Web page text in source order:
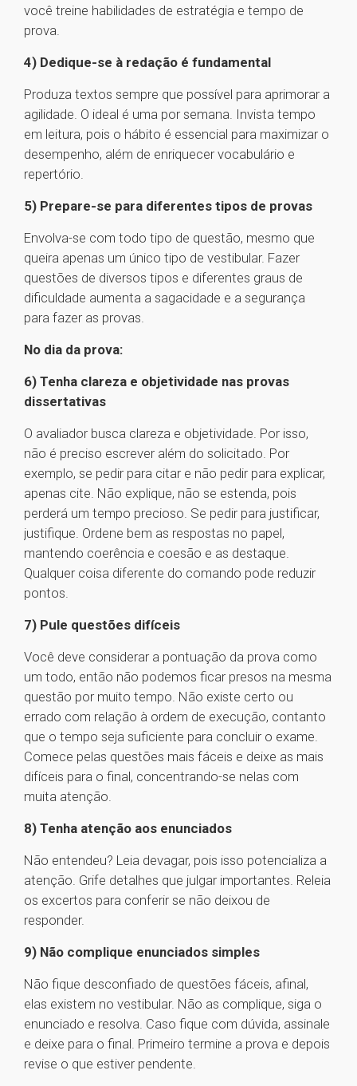
você treine habilidades de estratégia e tempo de
prova.
4) Dedique-se à redação é fundamental
Produza textos sempre que possível para aprimorar a
agilidade. O ideal é uma por semana. Invista tempo
em leitura, pois o hábito é essencial para maximizar o
desempenho, além de enriquecer vocabulário e
repertório.
5) Prepare-se para diferentes tipos de provas
Envolva-se com todo tipo de questão, mesmo que
queira apenas um único tipo de vestibular. Fazer
questões de diversos tipos e diferentes graus de
dificuldade aumenta a sagacidade e a segurança
para fazer as provas.
No dia da prova:
6) Tenha clareza e objetividade nas provas
dissertativas
O avaliador busca clareza e objetividade. Por isso,
não é preciso escrever além do solicitado. Por
exemplo, se pedir para citar e não pedir para explicar,
apenas cite. Não explique, não se estenda, pois
perderá um tempo precioso. Se pedir para justificar,
justifique. Ordene bem as respostas no papel,
mantendo coerência e coesão e as destaque.
Qualquer coisa diferente do comando pode reduzir
pontos.
7) Pule questões difíceis
Você deve considerar a pontuação da prova como
um todo, então não podemos ficar presos na mesma
questão por muito tempo. Não existe certo ou
errado com relação à ordem de execução, contanto
que o tempo seja suficiente para concluir o exame.
Comece pelas questões mais fáceis e deixe as mais
difíceis para o final, concentrando-se nelas com
muita atenção.
8) Tenha atenção aos enunciados
Não entendeu? Leia devagar, pois isso potencializa a
atenção. Grife detalhes que julgar importantes. Releia
os excertos para conferir se não deixou de
responder.
9) Não complique enunciados simples
Não fique desconfiado de questões fáceis, afinal,
elas existem no vestibular. Não as complique, siga o
enunciado e resolva. Caso fique com dúvida, assinale
e deixe para o final. Primeiro termine a prova e depois
revise o que estiver pendente.